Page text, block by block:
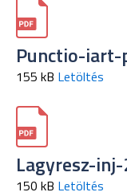
Punctio-
155 kB Letöltés
Lagyresz-
150 kB Letöltés